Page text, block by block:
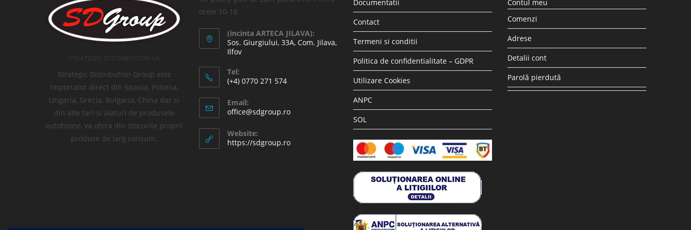
Strategic Distribution Group este
importator direct din Spania, Polonia,
Ungaria, Grecia, Bulgaria, China dar si
din alte tari si alaturi de produsele
autohtone, va ofera din stocurile proprii
produse de larg consum.
orele 10-18
(incinta ARTECA JILAVA):
Sos. Giurgiului, 33A, Com. Jilava,
Ilfov
Tel:
(+4) 0770 271 574
Email:
office@sdgroup.ro
Website:
https://sdgroup.ro
Documentatii
Contact
Termeni si conditii
Politica de confidentialitate – GDPR
Utilizare Cookies
ANPC
SOL
Contul meu
Comenzi
Adrese
Detalii cont
Parolă pierdută